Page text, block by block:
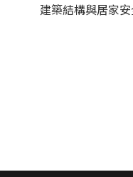
建築結構與居家